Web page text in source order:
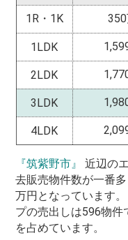
1R・1K
1LDK
2LDK
3LDK
4LDK
『筑紫野市』
近辺の
去販売物件数が一番
万円となっています
プの売出しは596物件
を占めています。